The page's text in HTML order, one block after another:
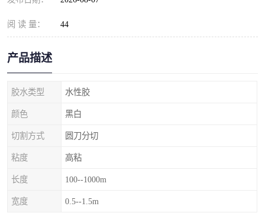
阅 读 量： 44
产品描述
胶水类型 水性胶
颜色 黑白
切割方式 圆刀分切
粘度 高粘
长度 100--1000m
宽度 0.5--1.5m